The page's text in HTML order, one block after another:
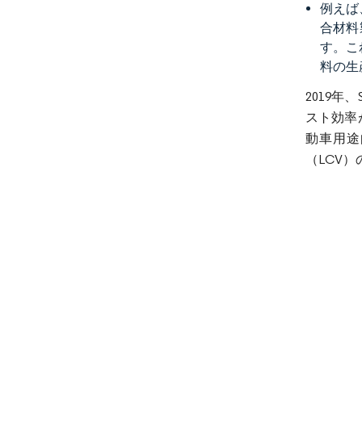
例え
合材
す。
料の生
2019年
スト効率
動車用
（LCV